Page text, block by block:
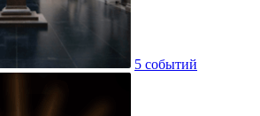
5 событий